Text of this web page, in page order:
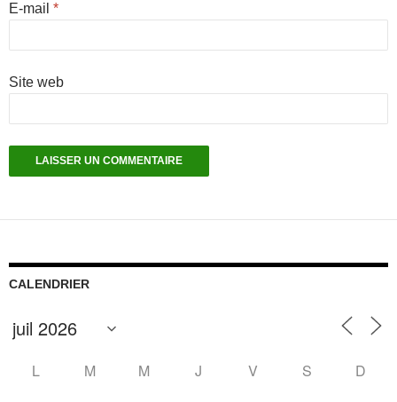
E-mail *
Site web
CALENDRIER
L M M J V S D